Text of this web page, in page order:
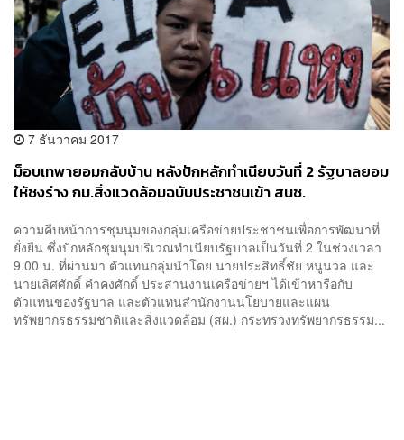
7 ธันวาคม 2017
ม็อบเทพายอมกลับบ้าน หลังปักหลักทำเนียบวันที่ 2 รัฐบาลยอม
ให้ชงร่าง กม.สิ่งแวดล้อมฉบับประชาชนเข้า สนช.
ความคืบหน้าการชุมนุมของกลุ่มเครือข่ายประชาชนเพื่อการพัฒนาที่
ยั่งยืน ซึ่งปักหลักชุมนุมบริเวณทำเนียบรัฐบาลเป็นวันที่ 2 ในช่วงเวลา
9.00 น. ที่ผ่านมา ตัวแทนกลุ่มนำโดย นายประสิทธิ์ชัย หนูนวล และ
นายเลิศศักดิ์ คำคงศักดิ์ ประสานงานเครือข่ายฯ ได้เข้าหารือกับ
ตัวแทนของรัฐบาล และตัวแทนสำนักงานนโยบายและแผน
ทรัพยากรธรรมชาติและสิ่งแวดล้อม (สผ.) กระทรวงทรัพยากรธรรม...